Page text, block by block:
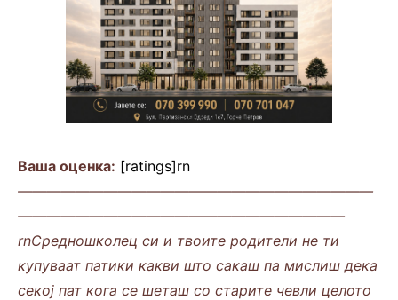
Ваша оценка: [ratings]rn
—————————————————————————
———————————————————————
rnСредношколец си и твоите родители не ти
купуваат патики какви што сакаш па мислиш дека
секој пат кога се шеташ со старите чевли целото